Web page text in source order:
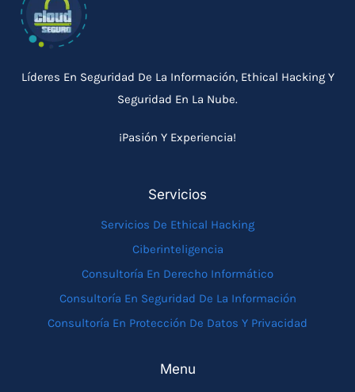
Líderes En Seguridad De La Información, Ethical Hacking Y
Seguridad En La Nube.
¡Pasión Y Experiencia!
Servicios
Servicios De Ethical Hacking
Ciberinteligencia
Consultoría En Derecho Informático
Consultoría En Seguridad De La Información
Consultoría En Protección De Datos Y Privacidad
Menu